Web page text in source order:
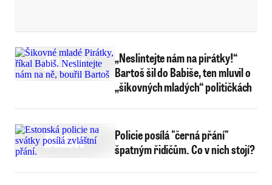
„Neslintejte nám na pirátky!“
Bartoš šil do Babiše, ten mluvil o
„šikovných mladých“ političkách
Policie posílá "černá přání"
špatným řidičům. Co v nich stojí?